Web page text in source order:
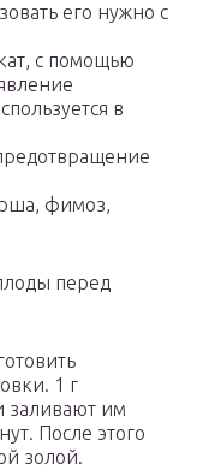
его нужно с
с помощью
в
фимоз,
перед
1 г
заливают им
После этого
золой.